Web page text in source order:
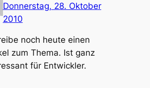
Donnerstag, 28. Oktober
2010
noch heute einen
zum Thema. Ist ganz
für Entwickler.